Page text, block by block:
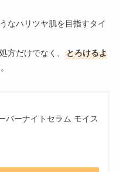
なハリツヤ肌を目指すタイ
方だけでなく、 とろけるよ
バーナイトセラム モイス